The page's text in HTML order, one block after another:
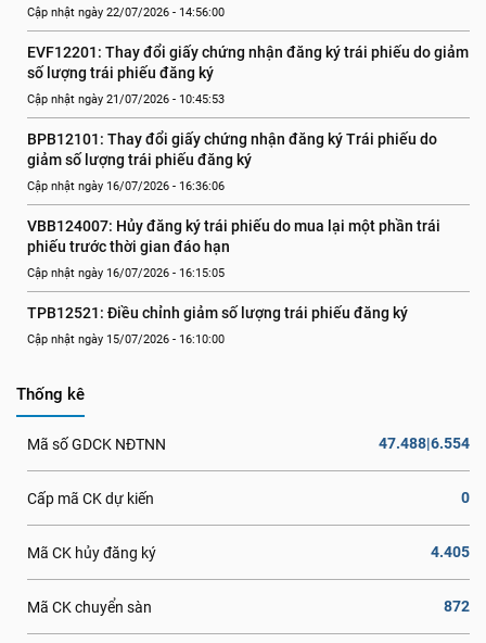
Cập nhật ngày 22/07/2026 - 14:56:00
EVF12201: Thay đổi giấy chứng nhận đăng ký trái phiếu do giảm
số lượng trái phiếu đăng ký
Cập nhật ngày 21/07/2026 - 10:45:53
BPB12101: Thay đổi giấy chứng nhận đăng ký Trái phiếu do
giảm số lượng trái phiếu đăng ký
Cập nhật ngày 16/07/2026 - 16:36:06
VBB124007: Hủy đăng ký trái phiếu do mua lại một phần trái
phiếu trước thời gian đáo hạn
Cập nhật ngày 16/07/2026 - 16:15:05
TPB12521: Điều chỉnh giảm số lượng trái phiếu đăng ký
Cập nhật ngày 15/07/2026 - 16:10:00
Thống kê
Mã số GDCK NĐTNN 47.488|6.554
Cấp mã CK dự kiến 0
Mã CK hủy đăng ký 4.405
Mã CK chuyển sàn 872